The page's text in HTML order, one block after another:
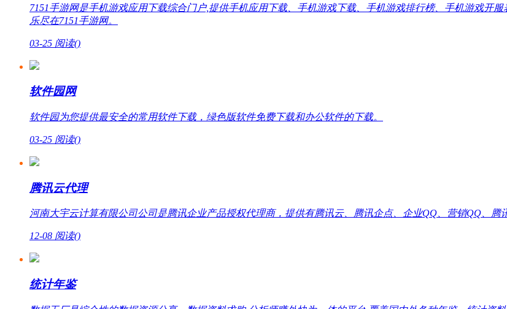
7151手游网是手机游戏应用下载综合门户,提供手机应用下载、手机游戏下载、手机游戏排行榜、手机游戏开
乐尽在7151手游网。
03-25 阅读()
软件园网
软件园为您提供最安全的常用软件下载，绿色版软件免费下载和办公软件的下载。
03-25 阅读()
腾讯云代理
河南大宇云计算有限公司公司是腾讯企业产品授权代理商，提供有腾讯云、腾讯企点、企业QQ、营销QQ、腾
12-08 阅读()
统计年鉴